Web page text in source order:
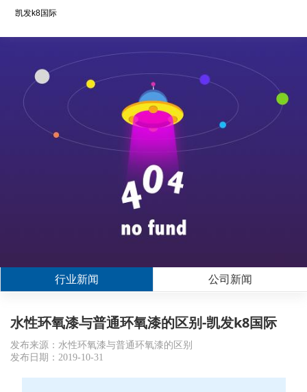
凯发k8国际
行业新闻 公司新闻
水性环氧漆与普通环氧漆的区别-凯发k8国际
发布来源：水性环氧漆与普通环氧漆的区别
发布日期：2019-10-31